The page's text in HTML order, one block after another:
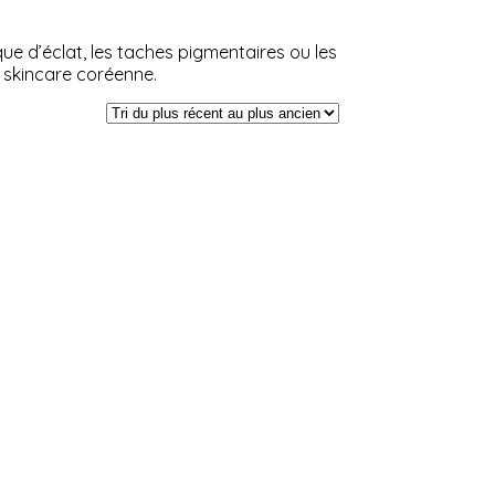
d’éclat, les taches pigmentaires ou les
coréenne.